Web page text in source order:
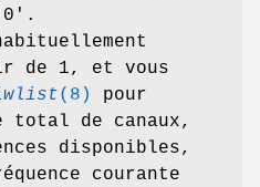
de 1, et vous
(8)
pour
total de canaux,
disponibles,
courante